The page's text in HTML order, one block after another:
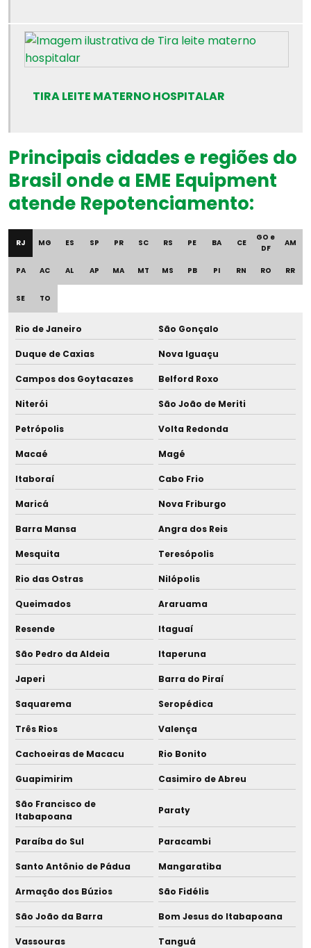
Banho maria rbl
Banho maria de resfriamento
Bico de bunsen preço
Calibração de equipamento para banco de leite
Calibração de termômetro para banco de leite
Câmara de fluxo laminar
Câmara para manuseio de leite humano
Centrífuga para banco de leite
Centrífuga de microhematócrito
Certificação rbc para termômetros
Consulta aleitamento online
Consulta de amamentação online
Consultora de amamentação
Consultoria em aleitamento materno
Copo de aleitamento
Copo dosador para leite materno
Copo para leite humano
Copo para leite materno
Copo com tampa para leite
Deionizador para banco de leite
Deionizador para banho maria
Deionizador de coluna
Deionizador para lactário
Distribuidor de acidímetro de dornic
Distribuidor de banho maria cultura e sorologia
Distribuidor de banho maria para descongelamento para
maternidade
Distribuidor de banho maria pasteurização
TIRA LEITE MATERNO HOSPITALAR
Principais cidades e regiões do
Brasil onde a EME Equipment
atende Repotenciamento:
RJ MG ES SP PR SC RS PE BA CE
GO e
DF
AM
PA AC AL AP MA MT MS PB PI RN RO RR
SE TO
Rio de Janeiro São Gonçalo
Duque de Caxias Nova Iguaçu
Campos dos Goytacazes Belford Roxo
Niterói São João de Meriti
Petrópolis Volta Redonda
Macaé Magé
Itaboraí Cabo Frio
Maricá Nova Friburgo
Barra Mansa Angra dos Reis
Mesquita Teresópolis
Rio das Ostras Nilópolis
Queimados Araruama
Resende Itaguaí
São Pedro da Aldeia Itaperuna
Japeri Barra do Piraí
Saquarema Seropédica
Três Rios Valença
Cachoeiras de Macacu Rio Bonito
Guapimirim Casimiro de Abreu
São Francisco de
Itabapoana
Paraty
Paraíba do Sul Paracambi
Santo Antônio de Pádua Mangaratiba
Armação dos Búzios São Fidélis
São João da Barra Bom Jesus do Itabapoana
Vassouras Tanguá